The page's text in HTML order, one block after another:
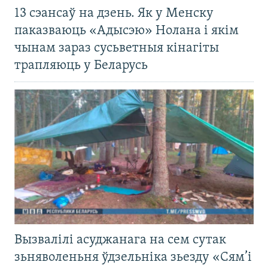
13 сэансаў на дзень. Як у Менску
паказваюць «Адысэю» Нолана і якім
чынам зараз сусьветныя кінагіты
трапляюць у Беларусь
Вызвалілі асуджанага на сем сутак
зьняволеньня ўдзельніка зьезду «Сям’і